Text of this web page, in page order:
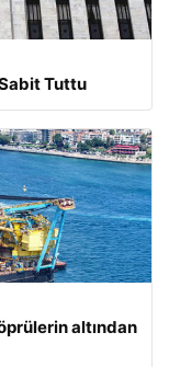
Tuttu
altından